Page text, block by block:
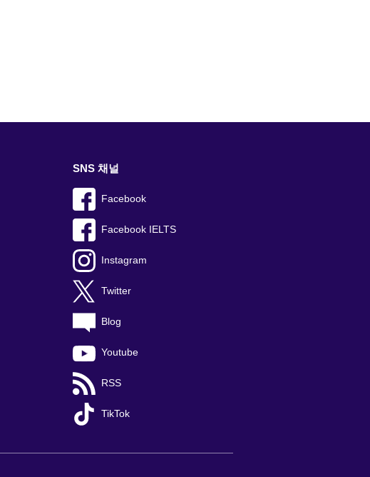
SNS 채널
Facebook
Facebook IELTS
Instagram
Twitter
Blog
Youtube
RSS
TikTok